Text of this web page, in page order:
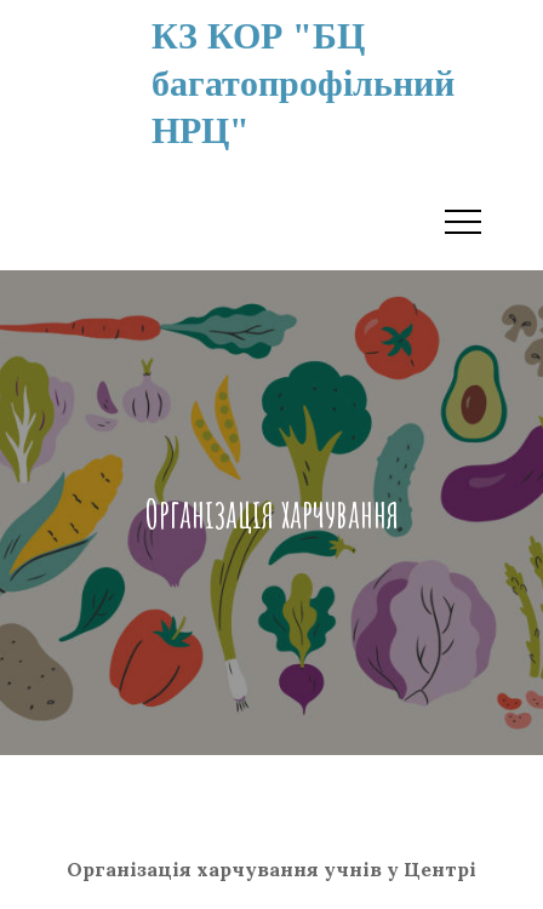
КЗ КОР "БЦ
багатопрофільний
НРЦ"
Організація харчування
Організація харчування учнів у Центрі